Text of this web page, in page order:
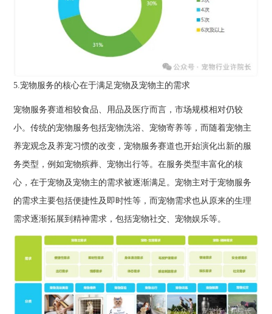
5.宠物服务的核心在于满足宠物及宠物主的需求
宠物服务赛道相较食品、用品及医疗而言，市场规模相对仍较
小。传统的宠物服务包括宠物洗浴、宠物寄养等，而随着宠物主
养宠观念及养宠习惯的改变，宠物服务赛道也开始演化出新的服
务类型，例如宠物殡葬、宠物出行等。在服务类型丰富化的核
心，在于宠物及宠物主的需求被逐渐满足。宠物主对于宠物服务
的需求主要包括便捷性及即时性等，而宠物需求也从原来的生理
需求逐渐拓展到精神需求，包括宠物社交、宠物娱乐等。